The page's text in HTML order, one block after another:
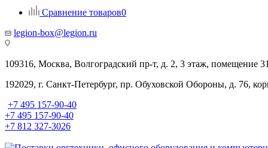
Сравнение товаров0
legion-box@legion.ru
109316, Москва, Волгоградский пр-т, д. 2, 3 этаж, помещение
192029, г. Санкт-Петербург, пр. Обуховской Обороны, д. 76,
+7 495 157-90-40
+7 495 157-90-40
+7 812 327-3026